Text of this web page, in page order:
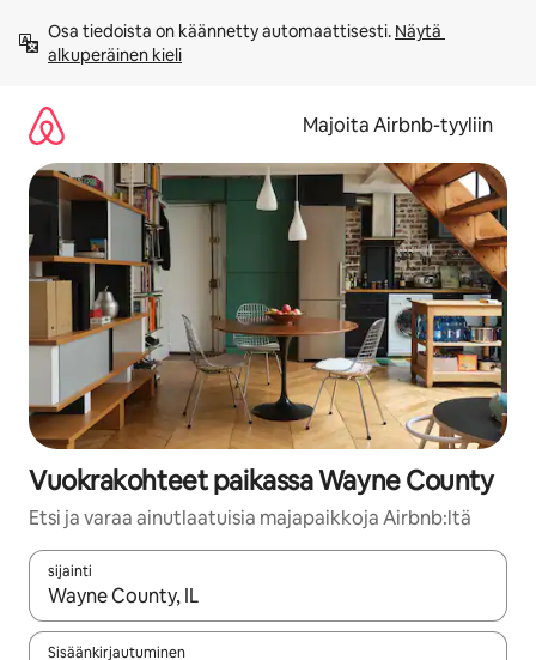
sisältö
väliin
Osa tiedoista on käännetty automaattisesti. Näytä
alkuperäinen kieli
Majoita Airbnb-tyyliin
Vuokrakohteet paikassa Wayne County
Etsi ja varaa ainutlaatuisia majapaikkoja Airbnb:ltä
sijainti
Kun tulokset ovat saatavilla, navigoi ylös- ja alas-
Sisäänkirjautuminen